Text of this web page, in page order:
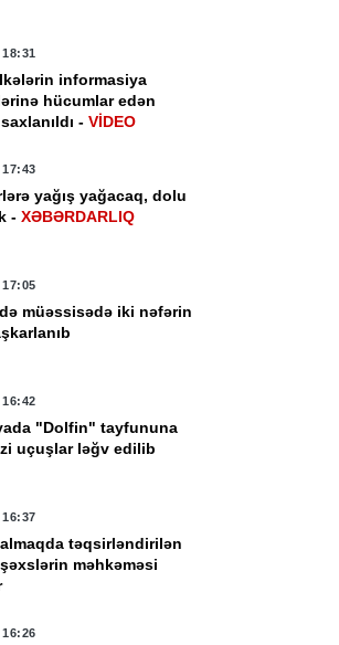
informasiya
hücumlar edən
- VİDEO
yağış yağacaq, dolu
- XƏBƏRDARLIQ
müəssisədə iki nəfərin
"Dolfin" tayfununa
uçuşlar ləğv edilib
təqsirləndirilən
məhkəməsi